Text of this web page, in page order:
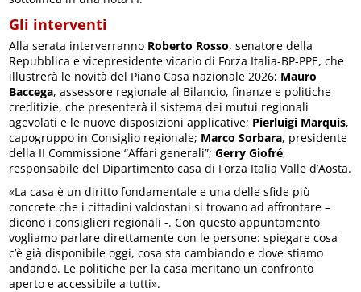
Gli interventi
Alla serata interverranno Roberto Rosso, senatore della
Repubblica e vicepresidente vicario di Forza Italia-BP-PPE, che
illustrerà le novità del Piano Casa nazionale 2026; Mauro
Baccega, assessore regionale al Bilancio, finanze e politiche
creditizie, che presenterà il sistema dei mutui regionali
agevolati e le nuove disposizioni applicative; Pierluigi Marquis,
capogruppo in Consiglio regionale; Marco Sorbara, presidente
della II Commissione “Affari generali”;Gerry Giofré,
responsabile del Dipartimento casa di Forza Italia Valle d’Aosta.
«La casa è un diritto fondamentale e una delle sfide più
concrete che i cittadini valdostani si trovano ad affrontare –
dicono i consiglieri regionali -. Con questo appuntamento
vogliamo parlare direttamente con le persone: spiegare cosa
c’è già disponibile oggi, cosa sta cambiando e dove stiamo
andando. Le politiche per la casa meritano un confronto
aperto e accessibile a tutti».